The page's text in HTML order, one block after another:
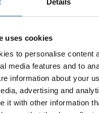
uses cookies
to personalise content
media features and to
information about your
advertising and
it with other information